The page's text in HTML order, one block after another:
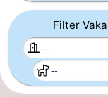
Holiday
Suites
Nieuwpoort
Holiday
Suites
Bed
(&
Campings
Filter